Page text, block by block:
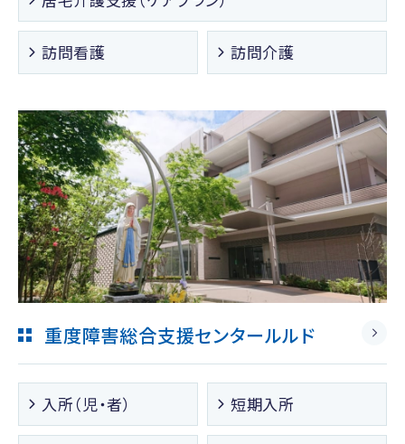
訪問看護 訪問介護
重度障害総合支援センタールルド
入所（児・者） 短期入所